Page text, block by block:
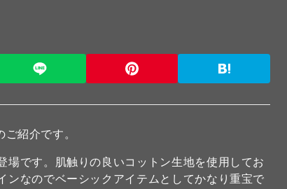
紹介です。
です。肌触りの良いコットン生地を使用してお
ンなのでベーシックアイテムとしてかなり重宝で